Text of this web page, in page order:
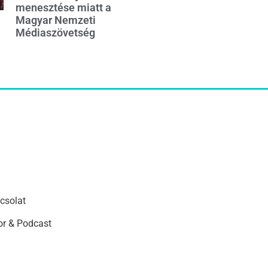
menesztése miatt a
Magyar Nemzeti
Médiaszövetség
& Podcast